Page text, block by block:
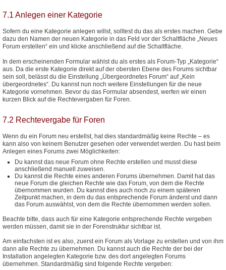
7.1 Anlegen einer Kategorie
Sofern du eine Kategorie anlegen willst, solltest du das als erstes machen. Gebe
dazu den Namen der neuen Kategorie in das Feld vor der Schaltfläche „Neues
Forum erstellen“ ein und klicke anschließend auf die Schaltfläche.
In dem erscheinenden Formular wählst du als erstes als Forum-Typ „Kategorie“
aus. Da die erste Kategorie direkt auf der obersten Ebene des Forums sichtbar
sein soll, belässt du die Einstellung „Übergeordnetes Forum“ auf „Kein
übergeordnetes“. Du kannst nun noch weitere Einstellungen für die neue
Kategorie vornehmen. Bevor du das Formular absendest, werfen wir einen
kurzen Blick auf die Rechtevergaben für Foren.
7.2 Rechtevergabe für Foren
Wenn du ein Forum neu erstellst, hat dies standardmäßig keine Rechte – es
kann also von keinem Benutzer gesehen oder verwendet werden. Du hast beim
Anlegen eines Forums zwei Möglichkeiten:
Du kannst das neue Forum ohne Rechte erstellen und musst diese
anschließend manuell zuweisen.
Du kannst die Rechte eines anderen Forums übernehmen. Damit hat das
neue Forum die gleichen Rechte wie das Forum, von dem die Rechte
übernommen wurden. Du kannst dies auch noch zu einem späteren
Zeitpunkt machen, in dem du das entsprechende Forum änderst und dann
das Forum auswählst, von dem die Rechte übernommen werden sollen.
Beachte bitte, dass auch für eine Kategorie entsprechende Rechte vergeben
werden müssen, damit sie in der Forenstruktur sichtbar ist.
Am einfachsten ist es also, zuerst ein Forum als Vorlage zu erstellen und von ihm
dann alle Rechte zu übernehmen. Du kannst auch die Rechte der bei der
Installation angelegten Kategorie bzw. des dort angelegten Forums
übernehmen. Standardmäßig sind folgende Rechte vergeben: